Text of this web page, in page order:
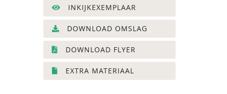
INKIJKEXEMPLAAR
DOWNLOAD OMSLAG
DOWNLOAD FLYER
EXTRA MATERIAAL